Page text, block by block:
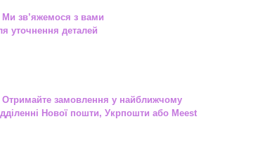
зв’яжемося з вами
уточнення деталей
замовлення у найближчому
Нової пошти, Укрпошти або Meest